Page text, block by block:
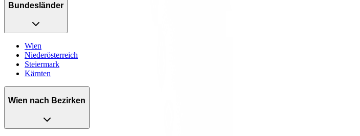
Bundesländer
Wien
Niederösterreich
Steiermark
Kärnten
Wien nach Bezirken